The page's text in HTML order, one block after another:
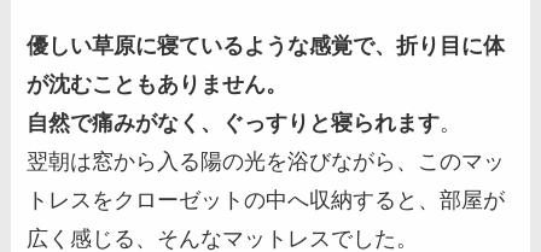
優しい草原に寝ているような感覚で、折り目に体
が沈むこともありません。
自然で痛みがなく、ぐっすりと寝られます。
翌朝は窓から入る陽の光を浴びながら、このマッ
トレスをクローゼットの中へ収納すると、部屋が
広く感じる、そんなマットレスでした。